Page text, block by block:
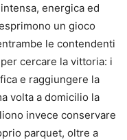
energica ed
un gioco
le contendenti
cercare la vittoria: i
e raggiungere la
volta a domicilio la
invece conservare
parquet, oltre a